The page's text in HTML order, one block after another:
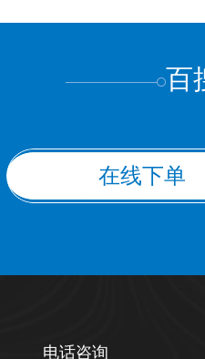
百
在线下单
电话咨询